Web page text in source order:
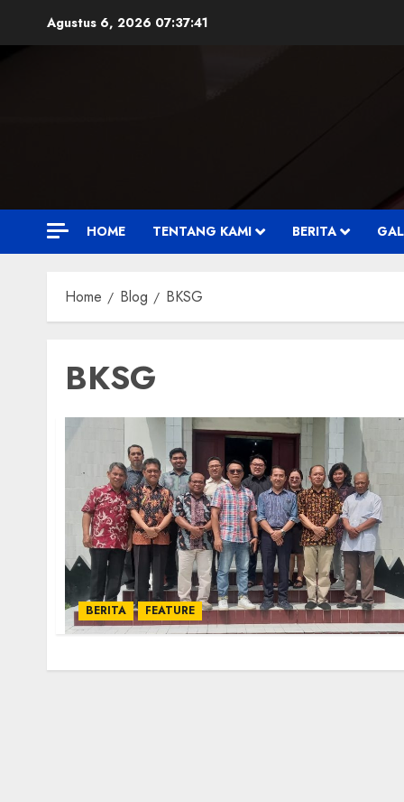
Agustus 6, 2026 07:37:42
HOME TENTANG KAMI BERITA
Home Blog BKSG
BKSG
BERITA FEATURE